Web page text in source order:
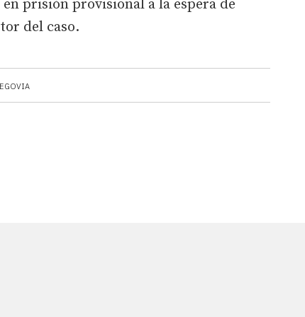
prisión provisional a la espera de
del caso.